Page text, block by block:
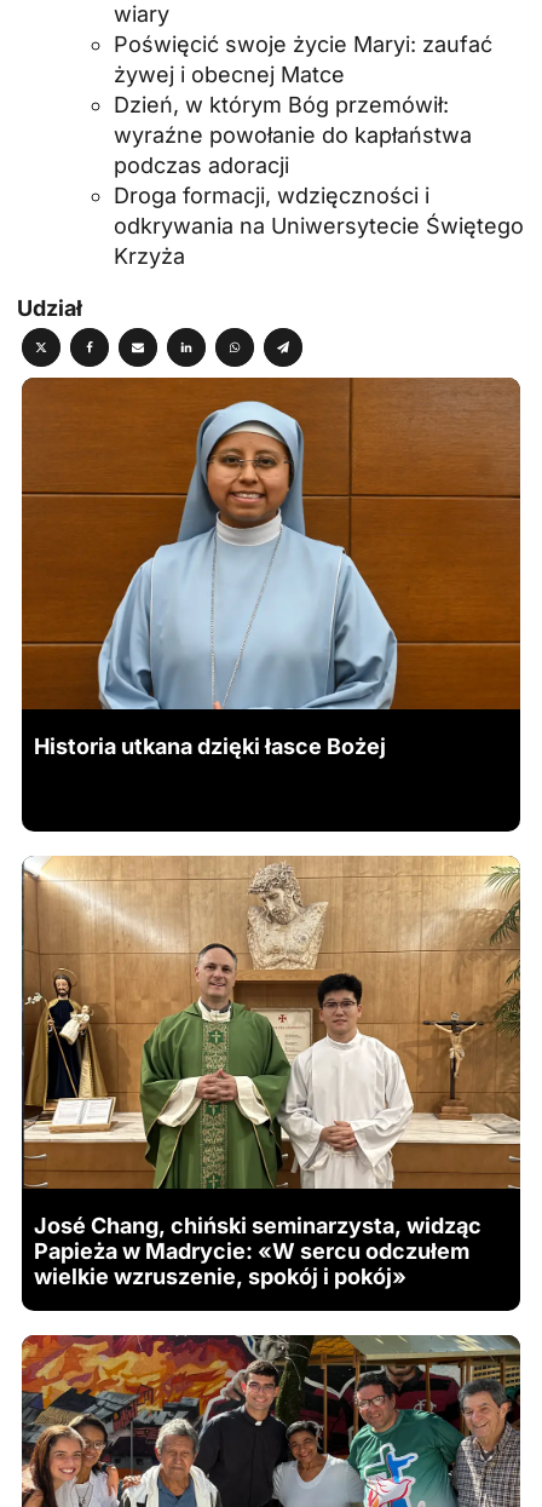
wiary
Poświęcić swoje życie Maryi: zaufać
żywej i obecnej Matce
Dzień, w którym Bóg przemówił:
wyraźne powołanie do kapłaństwa
podczas adoracji
Droga formacji, wdzięczności i
odkrywania na Uniwersytecie Świętego
Krzyża
Udział
Historia utkana dzięki łasce Bożej
José Chang, chiński seminarzysta, widząc
Papieża w Madrycie: «W sercu odczułem
wielkie wzruszenie, spokój i pokój»